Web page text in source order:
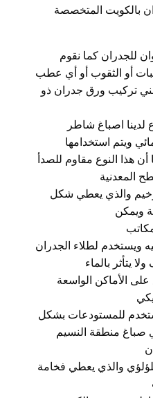
بالكويت المتخصصة
للجدران كما نقوم
أو الثقوب أو أي عطب
تركيب ورق جدران ذو
لدينا اصباغ شاطر
ويتم استخدامها
أن هذا النوع مقاوم للصدأ
المعدنية
والذي يعطي شكل
ويمكن
ويستخدم لطلاء الجدران
يتأثر بالماء
على الأماكن الواسعة
للمستودعات بشكل
صباغ منطقة النسيم
والذي يعطي فخامة